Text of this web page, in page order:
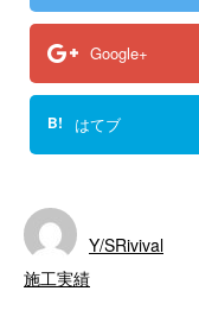
Google+
B! はてブ
Y/SRivival
施工実績